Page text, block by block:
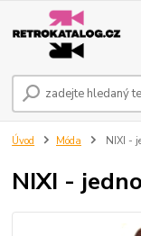
Úvod Móda NIXI -
NIXI -